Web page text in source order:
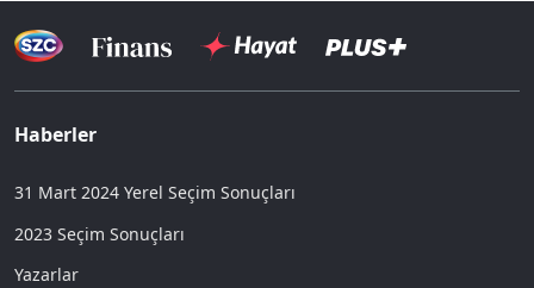
Haberler
31 Mart 2024 Yerel Seçim Sonuçları
2023 Seçim Sonuçları
Yazarlar